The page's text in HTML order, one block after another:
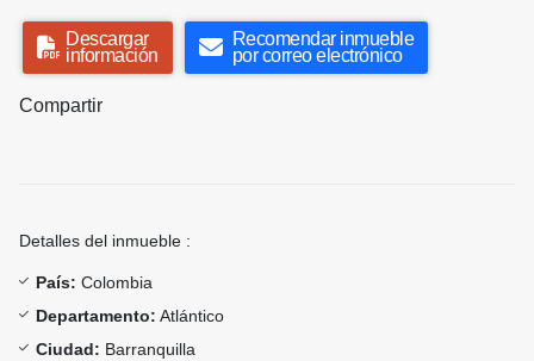
Descargar
información
Recomendar inmueble
por correo electrónico
Compartir
Detalles del inmueble :
País: Colombia
Departamento: Atlántico
Ciudad: Barranquilla